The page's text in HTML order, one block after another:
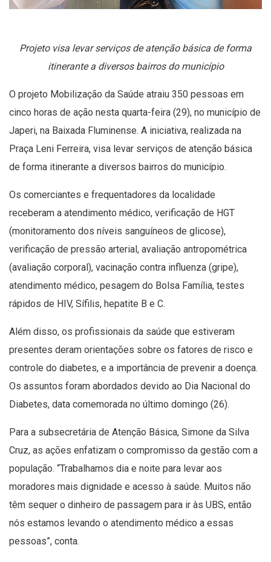
Projeto visa levar serviços de atenção básica de forma
itinerante a diversos bairros do município
O projeto Mobilização da Saúde atraiu 350 pessoas em
cinco horas de ação nesta quarta-feira (29), no município de
Japeri, na Baixada Fluminense. A iniciativa, realizada na
Praça Leni Ferreira, visa levar serviços de atenção básica
de forma itinerante a diversos bairros do município.
Os comerciantes e frequentadores da localidade
receberam a atendimento médico, verificação de HGT
(monitoramento dos níveis sanguíneos de glicose),
verificação de pressão arterial, avaliação antropométrica
(avaliação corporal), vacinação contra influenza (gripe),
atendimento médico, pesagem do Bolsa Família, testes
rápidos de HIV, Sífilis, hepatite B e C.
Além disso, os profissionais da saúde que estiveram
presentes deram orientações sobre os fatores de risco e
controle do diabetes, e a importância de prevenir a doença.
Os assuntos foram abordados devido ao Dia Nacional do
Diabetes, data comemorada no último domingo (26).
Para a subsecretária de Atenção Básica, Simone da Silva
Cruz, as ações enfatizam o compromisso da gestão com a
população. “Trabalhamos dia e noite para levar aos
moradores mais dignidade e acesso à saúde. Muitos não
têm sequer o dinheiro de passagem para ir às UBS, então
nós estamos levando o atendimento médico a essas
pessoas”, conta.